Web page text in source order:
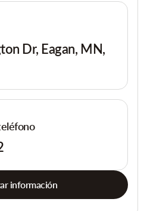
Dr, Eagan, MN,
información